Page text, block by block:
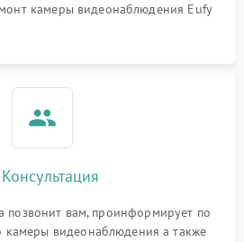
камеры видеонаблюдения Eufy
позвонит вам, проинформирует по
камеры видеонаблюдения а также